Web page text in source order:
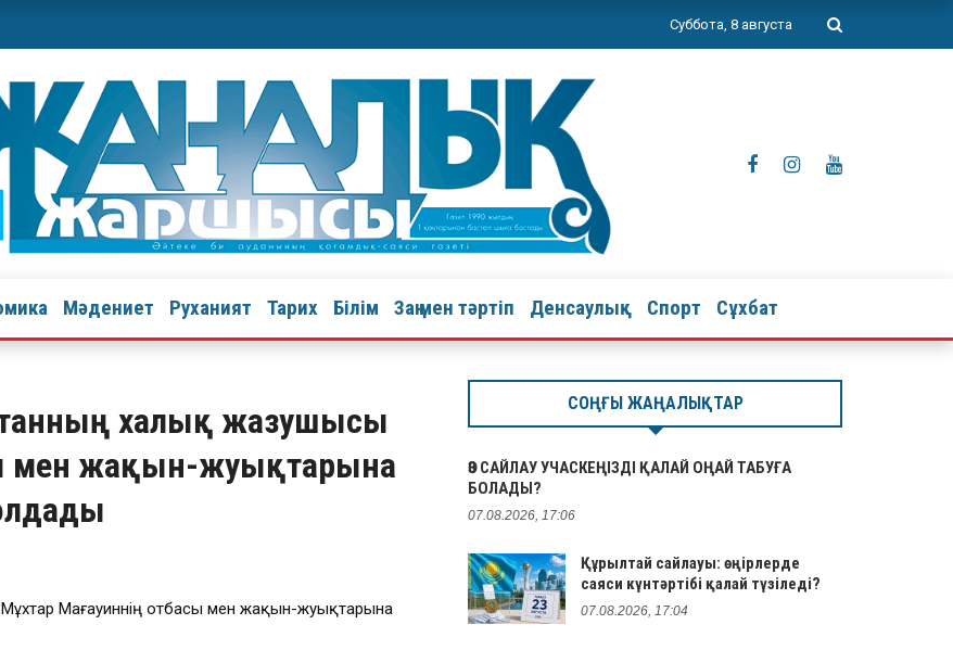
Суббота, 8 августа
Мәдениет Руханият Тарих Білім Заң мен тәртіп Денсаулық Спорт Сұхбат
халық жазушысы
мен жақын-жуықтарына
Мағауиннің отбасы мен жақын-жуықтарына
СОҢҒЫ ЖАҢАЛЫҚТАР
ӨЗ САЙЛАУ УЧАСКЕҢІЗДІ ҚАЛАЙ ОҢАЙ ТАБУҒА
БОЛАДЫ?
07.08.2026, 17:06
Құрылтай сайлауы: өңірлерде
саяси күнтәртібі қалай түзіледі?
07.08.2026, 17:04